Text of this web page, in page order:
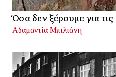
Όσα δεν ξέρουμε για
Αδαμαντία Μπιλιάνη